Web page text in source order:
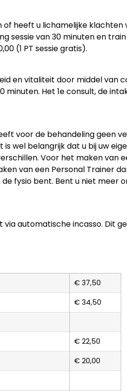
heeft u lichamelijke
van 30 minuten en
(1 PT sessie gratis).
en vitaliteit door middel
minuten. Het 1econsult, de
voor de behandeling geen
wel belangrijk dat u bij uw
Voor het maken
van een Personal Trainer
fysio bent. Bent u niet meer
automatische incasso. Dit
€ 37,50
€ 34,50
€ 22,50
€ 20,00